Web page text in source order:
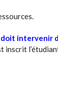
intervenir
inscrit